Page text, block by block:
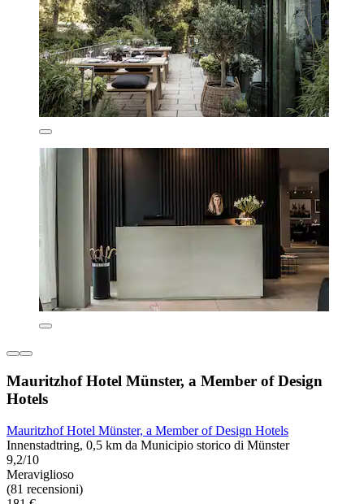
Mauritzhof Hotel Münster, a Member of Design
Hotels
Mauritzhof Hotel Münster, a Member of Design Hotels
Innenstadtring, 0,5 km da Municipio storico di Münster
9,2/10
Meraviglioso
(81 recensioni)